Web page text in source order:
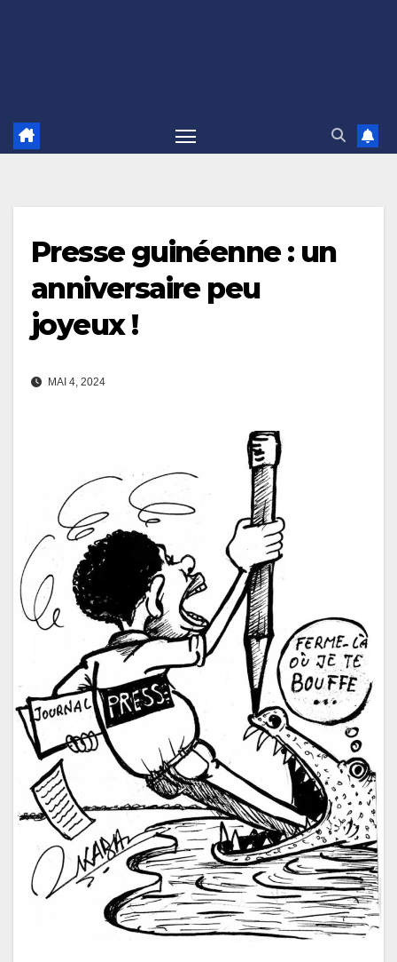
Presse guinéenne : un
anniversaire peu
joyeux !
MAI 4, 2024